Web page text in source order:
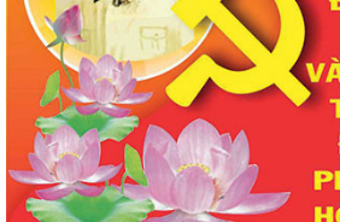
Về việc thành lập Ban Chỉ đạo Chương
dựng nông thôn mới, giảm nghèo bền
xã hội vùng đồng bào dân tộc thiểu số
-2030 tỉnh Nghệ An
Thông tư Số 23/2026/TT-BNNMT
Thông tư Hướng dẫn thực hiện một số
mục tiêu quốc gia xây dựng nông
vững và phát triển kinh tế – xã hội vùng
số và miền núi giai đoạn 2026-2030